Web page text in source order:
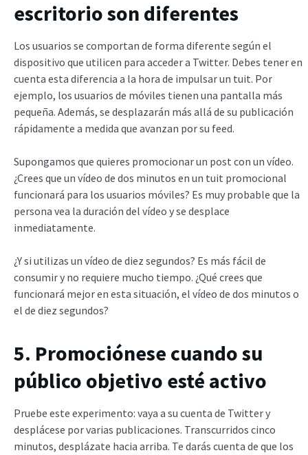
escritorio son diferentes
Los usuarios se comportan de forma diferente según el
dispositivo que utilicen para acceder a Twitter. Debes tener en
cuenta esta diferencia a la hora de impulsar un tuit. Por
ejemplo, los usuarios de móviles tienen una pantalla más
pequeña. Además, se desplazarán más allá de su publicación
rápidamente a medida que avanzan por su feed.
Supongamos que quieres promocionar un post con un vídeo.
¿Crees que un vídeo de dos minutos en un tuit promocional
funcionará para los usuarios móviles? Es muy probable que la
persona vea la duración del vídeo y se desplace
inmediatamente.
¿Y si utilizas un vídeo de diez segundos? Es más fácil de
consumir y no requiere mucho tiempo. ¿Qué crees que
funcionará mejor en esta situación, el vídeo de dos minutos o
el de diez segundos?
5. Promociónese cuando su
público objetivo esté activo
Pruebe este experimento: vaya a su cuenta de Twitter y
desplácese por varias publicaciones. Transcurridos cinco
minutos, desplázate hacia arriba. Te darás cuenta de que los